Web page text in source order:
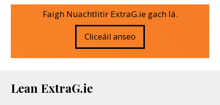
Faigh Nuachtlitir ExtraG.ie gach lá.
Cliceáil anseo
Lean ExtraG.ie